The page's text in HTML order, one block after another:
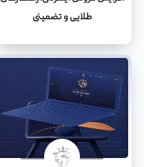
طلایی و تضمینی